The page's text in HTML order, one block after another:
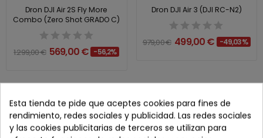
Dron DJI Air 2S Fly More
Combo (Zero Shot GRADO C)
1.299,00 € 569,00 € -56,2%
Dron DJI Air 3 (DJI RC-N2)
979,00 € 499,00 € -49,03%
Esta tienda te pide que aceptes cookies para fines de
rendimiento, redes sociales y publicidad. Las redes sociales
y las cookies publicitarias de terceros se utilizan para